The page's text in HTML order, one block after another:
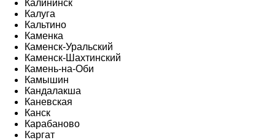
Калининск
Калуга
Кальтино
Каменка
Каменск-Уральский
Каменск-Шахтинский
Камень-на-Оби
Камышин
Кандалакша
Каневская
Канск
Карабаново
Каргат